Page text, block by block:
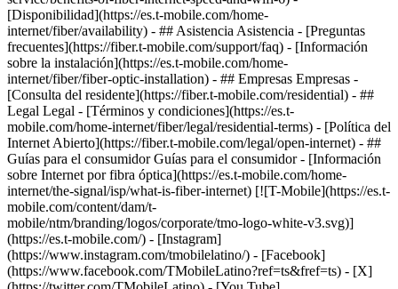
[Disponibilidad](https://es.t-mobile.com/home-
internet/fiber/availability) - ## Asistencia Asistencia - [Preguntas
frecuentes](https://fiber.t-mobile.com/support/faq) - [Información
sobre la instalación](https://es.t-mobile.com/home-
internet/fiber/fiber-optic-installation) - ## Empresas Empresas -
[Consulta del residente](https://fiber.t-mobile.com/residential) - ##
Legal Legal - [Términos y condiciones](https://es.t-
mobile.com/home-internet/fiber/legal/residential-terms) - [Política del
Internet Abierto](https://fiber.t-mobile.com/legal/open-internet) - ##
Guías para el consumidor Guías para el consumidor - [Información
sobre Internet por fibra óptica](https://es.t-mobile.com/home-
internet/the-signal/isp/what-is-fiber-internet) [![T-Mobile](https://es.t-
mobile.com/content/dam/t-
mobile/ntm/branding/logos/corporate/tmo-logo-white-v3.svg)]
(https://es.t-mobile.com/) - [Instagram]
(https://www.instagram.com/tmobilelatino/) - [Facebook]
(https://www.facebook.com/TMobileLatino?ref=ts&fref=ts) - [X]